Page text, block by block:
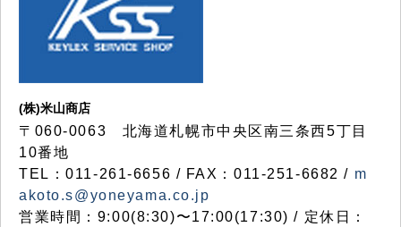
(株)米山商店
〒060-0063 北海道札幌市中央区南三条西5丁目
10番地
TEL：011-261-6656 / FAX：011-251-6682 / m
akoto.s@yoneyama.co.jp
営業時間：9:00(8:30)〜17:00(17:30) / 定休日：